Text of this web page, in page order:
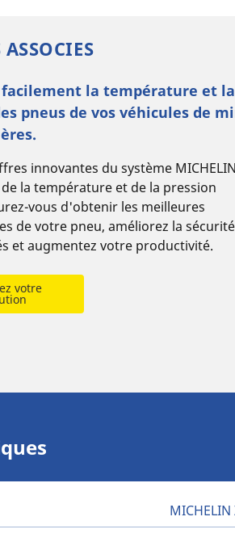
la température et la
pneus de vos véhicules de
innovantes du système
la température et de la pression
vous d'obtenir les meilleures
de votre pneu, améliorez la
et augmentez votre productivité.
votre
MICHELIN